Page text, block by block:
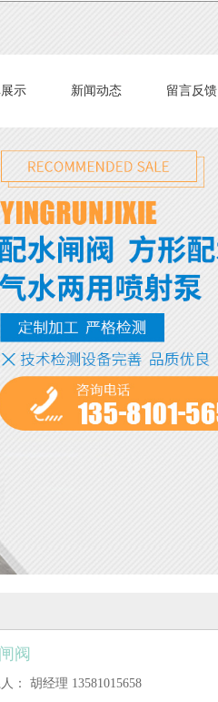
示 新闻动态 留言反馈
阀
：
胡经理 13581015658